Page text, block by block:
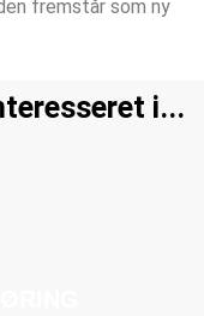
fremstår som ny
i...